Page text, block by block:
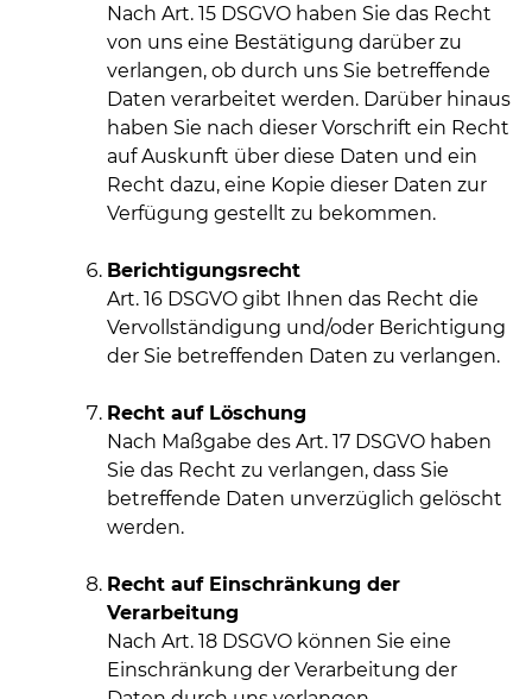
Nach Art. 15 DSGVO haben Sie das Recht
von uns eine Bestätigung darüber zu
verlangen, ob durch uns Sie betreffende
Daten verarbeitet werden. Darüber hinaus
haben Sie nach dieser Vorschrift ein Recht
auf Auskunft über diese Daten und ein
Recht dazu, eine Kopie dieser Daten zur
Verfügung gestellt zu bekommen.
Berichtigungsrecht
Art. 16 DSGVO gibt Ihnen das Recht die
Vervollständigung und/oder Berichtigung
der Sie betreffenden Daten zu verlangen.
Recht auf Löschung
Nach Maßgabe des Art. 17 DSGVO haben
Sie das Recht zu verlangen, dass Sie
betreffende Daten unverzüglich gelöscht
werden.
Recht auf Einschränkung der
Verarbeitung
Nach Art. 18 DSGVO können Sie eine
Einschränkung der Verarbeitung der